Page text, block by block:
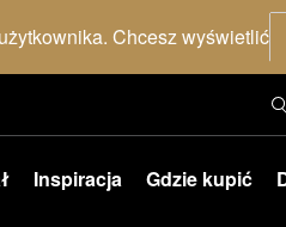
Chcesz wyświetlić
Inspiracja Gdzie kupić